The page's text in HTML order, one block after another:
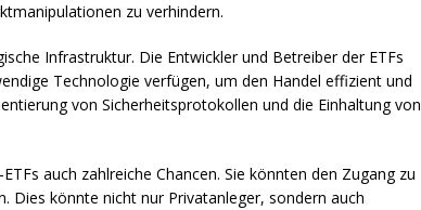
zu verhindern.
Infrastruktur. Die Entwickler und Betreiber der ETFs
Technologie verfügen, um den Handel effizient und
von Sicherheitsprotokollen und die Einhaltung von
auch zahlreiche Chancen. Sie könnten den Zugang zu
Dies könnte nicht nur Privatanleger, sondern auch